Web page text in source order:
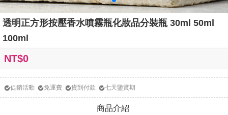
透明正方形按壓香水噴霧瓶化妝品分裝瓶 30ml 50ml
100ml
NT$0
促銷活動 免運費 貨到付款 七天鑒賞期
商品介紹